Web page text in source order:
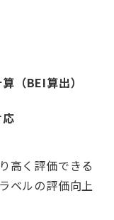
（BEI算出）
高く評価できる
ベルの評価向上